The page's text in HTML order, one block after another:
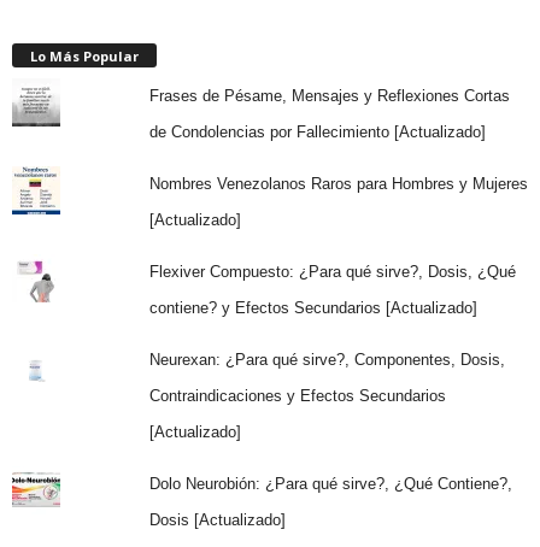
Lo Más Popular
Frases de Pésame, Mensajes y Reflexiones Cortas
de Condolencias por Fallecimiento [Actualizado]
Nombres Venezolanos Raros para Hombres y Mujeres
[Actualizado]
Flexiver Compuesto: ¿Para qué sirve?, Dosis, ¿Qué
contiene? y Efectos Secundarios [Actualizado]
Neurexan: ¿Para qué sirve?, Componentes, Dosis,
Contraindicaciones y Efectos Secundarios
[Actualizado]
Dolo Neurobión: ¿Para qué sirve?, ¿Qué Contiene?,
Dosis [Actualizado]